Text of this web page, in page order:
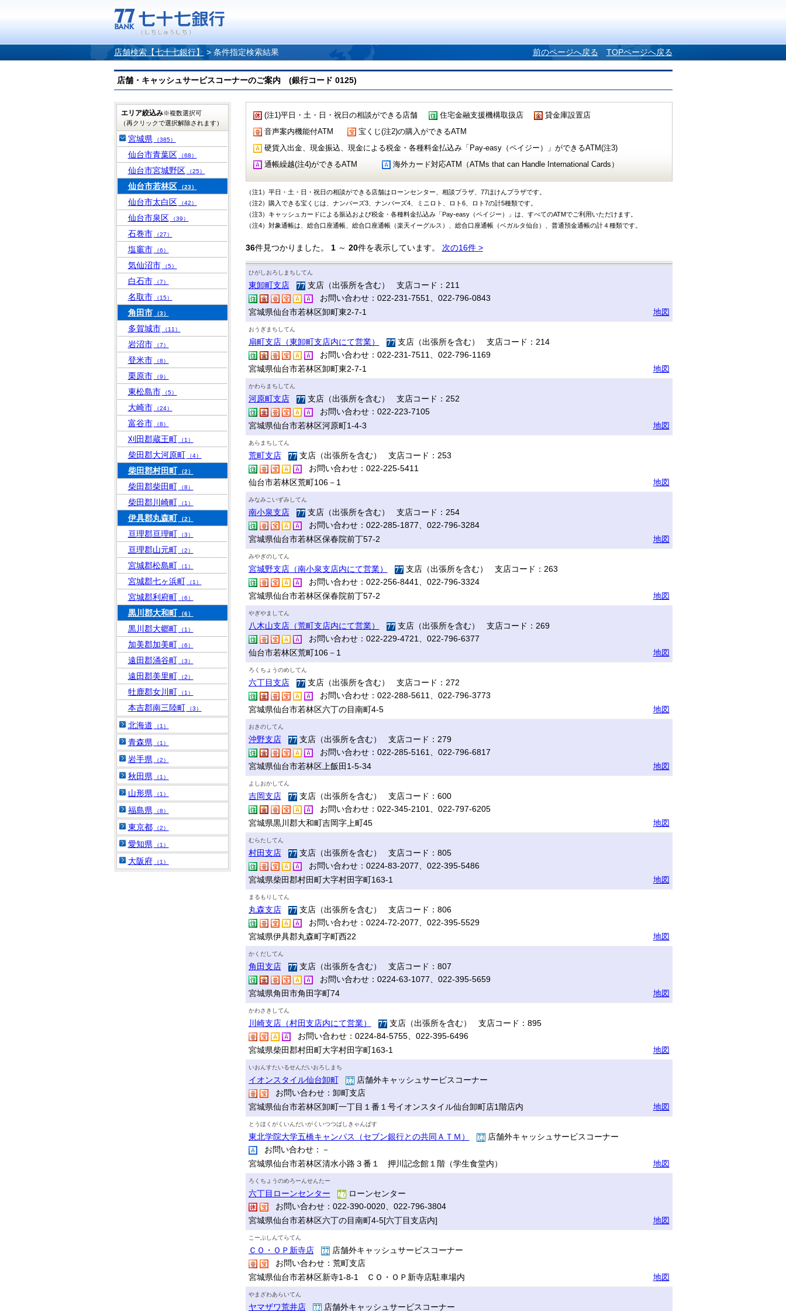
店舗検索【七十七銀行】 > 条件指定検索結果 前のページへ戻る TOPページへ戻る
店舗・キャッシュサービスコーナーのご案内 (銀行コード 0125)
(注1)平日・土・日・祝日の相談ができる店舗 住宅金融支援機構取扱店
貸金庫設置店
音声案内機能付ATM
宝くじ(注2)の購入ができるATM
硬貨入出金、現金振込、現金による税金・各種料金払込み「Pay-easy（ペイジー）」ができるATM(注3)
通帳繰越(注4)ができるATM
海外カード対応ATM（ATMs that can Handle International Cards）
（注1）平日・土・日・祝日の相談ができる店舗はローンセンター、相談プラザ、77ほけんプラザです。
（注2）購入できる宝くじは、ナンバーズ3、ナンバーズ4、ミニロト、ロト6、ロト7の計5種類です。
（注3）キャッシュカードによる振込および税金・各種料金払込み「Pay-easy（ペイジー）」は、すべてのATMでご利用いただけます。
（注4）対象通帳は、総合口座通帳、総合口座通帳（楽天イーグルス）、総合口座通帳（ベガルタ仙台）、普通預金通帳の計４種類です。
36件見つかりました。 1～ 20件を表示しています。 次の16件 >
ひがしおろしまちしてん
東卸町支店
支店（出張所を含む） 支店コード：211
お問い合わせ：022-231-7551、022-796-0843
宮城県仙台市若林区卸町東2-7-1
地図
おうぎまちしてん
扇町支店（東卸町支店内にて営業）
支店（出張所を含む） 支店コード：214
お問い合わせ：022-231-7511、022-796-1169
宮城県仙台市若林区卸町東2-7-1
地図
かわらまちしてん
河原町支店
支店（出張所を含む） 支店コード：252
お問い合わせ：022-223-7105
宮城県仙台市若林区河原町1-4-3
地図
あらまちしてん
荒町支店
支店（出張所を含む） 支店コード：253
お問い合わせ：022-225-5411
仙台市若林区荒町106－1
地図
みなみこいずみしてん
南小泉支店
支店（出張所を含む） 支店コード：254
お問い合わせ：022-285-1877、022-796-3284
宮城県仙台市若林区保春院前丁57-2
地図
みやぎのしてん
宮城野支店（南小泉支店内にて営業）
支店（出張所を含む） 支店コード：263
お問い合わせ：022-256-8441、022-796-3324
宮城県仙台市若林区保春院前丁57-2
地図
やぎやましてん
八木山支店（荒町支店内にて営業）
支店（出張所を含む） 支店コード：269
お問い合わせ：022-229-4721、022-796-6377
仙台市若林区荒町106－1
地図
ろくちょうのめしてん
六丁目支店
支店（出張所を含む） 支店コード：272
お問い合わせ：022-288-5611、022-796-3773
宮城県仙台市若林区六丁の目南町4-5
地図
おきのしてん
沖野支店
支店（出張所を含む） 支店コード：279
お問い合わせ：022-285-5161、022-796-6817
宮城県仙台市若林区上飯田1-5-34
地図
よしおかしてん
吉岡支店
支店（出張所を含む） 支店コード：600
お問い合わせ：022-345-2101、022-797-6205
宮城県黒川郡大和町吉岡字上町45
地図
むらたしてん
村田支店
支店（出張所を含む） 支店コード：805
お問い合わせ：0224-83-2077、022-395-5486
宮城県柴田郡村田町大字村田字町163-1
地図
まるもりしてん
丸森支店
支店（出張所を含む） 支店コード：806
お問い合わせ：0224-72-2077、022-395-5529
宮城県伊具郡丸森町字町西22
地図
かくだしてん
角田支店
支店（出張所を含む） 支店コード：807
お問い合わせ：0224-63-1077、022-395-5659
宮城県角田市角田字町74
地図
かわさきしてん
川崎支店（村田支店内にて営業）
支店（出張所を含む） 支店コード：895
お問い合わせ：0224-84-5755、022-395-6496
宮城県柴田郡村田町大字村田字町163-1
地図
いおんすたいるせんだいおろしまち
イオンスタイル仙台卸町
店舗外キャッシュサービスコーナー
お問い合わせ：卸町支店
宮城県仙台市若林区卸町一丁目１番１号イオンスタイル仙台卸町店1階店内
地図
とうほくがくいんだいがくいつつばしきゃんぱす
東北学院大学五橋キャンパス（セブン銀行との共同ＡＴＭ）
店舗外キャッシュサービスコーナー
お問い合わせ：－
宮城県仙台市若林区清水小路３番１ 押川記念館１階（学生食堂内）
地図
ろくちょうのめろーんせんたー
六丁目ローンセンター
ローンセンター
お問い合わせ：022-390-0020、022-796-3804
宮城県仙台市若林区六丁の目南町4-5[六丁目支店内]
地図
こーぷしんてらてん
ＣＯ・ＯＰ新寺店
店舗外キャッシュサービスコーナー
お問い合わせ：荒町支店
宮城県仙台市若林区新寺1-8-1 ＣＯ・ＯＰ新寺店駐車場内
地図
やまざわあらいてん
ヤマザワ荒井店 店舗外キャッシュサービスコーナー
エリア絞込み※複数選択可
（再クリックで選択解除されます）
宮城県 （385）
仙台市青葉区 （68）
仙台市宮城野区 （25）
仙台市若林区 （23）
仙台市太白区 （42）
仙台市泉区 （39）
石巻市 （27）
塩竈市 （6）
気仙沼市 （5）
白石市 （7）
名取市 （15）
角田市 （3）
多賀城市 （11）
岩沼市 （7）
登米市 （8）
栗原市 （9）
東松島市 （5）
大崎市 （24）
富谷市 （8）
刈田郡蔵王町 （1）
柴田郡大河原町 （4）
柴田郡村田町 （2）
柴田郡柴田町 （8）
柴田郡川崎町 （1）
伊具郡丸森町 （2）
亘理郡亘理町 （3）
亘理郡山元町 （2）
宮城郡松島町 （1）
宮城郡七ヶ浜町 （1）
宮城郡利府町 （6）
黒川郡大和町 （6）
黒川郡大郷町 （1）
加美郡加美町 （6）
遠田郡涌谷町 （3）
遠田郡美里町 （2）
牡鹿郡女川町 （1）
本吉郡南三陸町 （3）
北海道 （1）
青森県 （1）
岩手県 （2）
秋田県 （1）
山形県 （1）
福島県 （8）
東京都 （2）
愛知県 （1）
大阪府 （1）